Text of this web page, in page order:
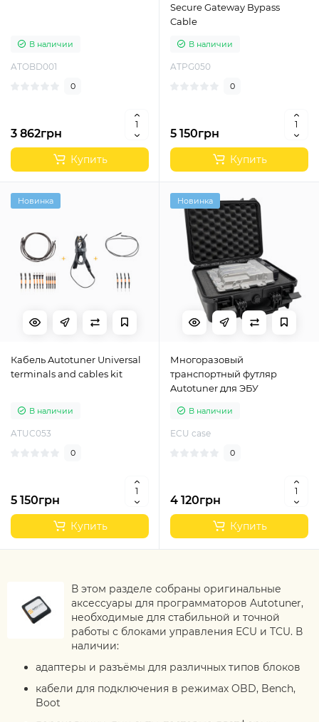
В наличии
ATOBD001
0
3 862грн
Купить
Secure Gateway Bypass
Cable
В наличии
ATPG050
0
5 150грн
Купить
Новинка
Кабель Autotuner Universal
terminals and cables kit
В наличии
ATUC053
0
5 150грн
Купить
Новинка
Многоразовый
транспортный футляр
Autotuner для ЭБУ
В наличии
ECU case
0
4 120грн
Купить
В этом разделе собраны оригинальные
аксессуары для программаторов Autotuner,
необходимые для стабильной и точной
работы с блоками управления ECU и TCU. В
наличии:
адаптеры и разъёмы для различных типов блоков
кабели для подключения в режимах OBD, Bench,
Boot